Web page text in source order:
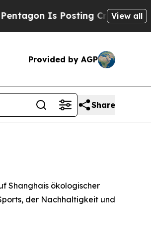
Is Posting Cryptic Biblical
View all
Provided by AGP
Share
Shanghais ökologischer
der Nachhaltigkeit und